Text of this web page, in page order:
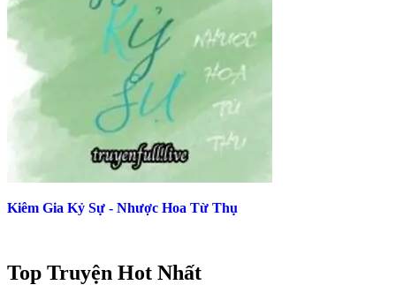
Kiêm Gia Kỷ Sự - Nhược Hoa Từ Thụ
Top Truyện Hot Nhất